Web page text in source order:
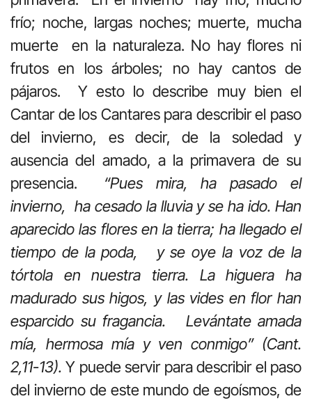
frío; noche, largas noches; muerte, mucha
muerte en la naturaleza. No hay flores ni
frutos en los árboles; no hay cantos de
pájaros. Y esto lo describe muy bien el
Cantar de los Cantares para describir el paso
del invierno, es decir, de la soledad y
ausencia del amado, a la primavera de su
presencia. “Pues mira, ha pasado el
invierno, ha cesado la lluvia y se ha ido. Han
aparecido las flores en la tierra; ha llegado el
tiempo de la poda, y se oye la voz de la
tórtola en nuestra tierra. La higuera ha
madurado sus higos, y las vides en flor han
esparcido su fragancia. Levántate amada
mía, hermosa mía y ven conmigo” (Cant.
2,11-13). Y puede servir para describir el paso
del invierno de este mundo de egoísmos, de